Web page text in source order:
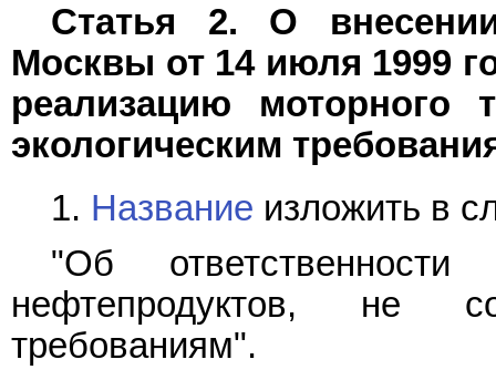
Статья 2. О
Москвы от 14 июля 1999
реализацию моторного
экологическим
1. Название изложить в
"Об
нефтепродуктов, не
требованиям".